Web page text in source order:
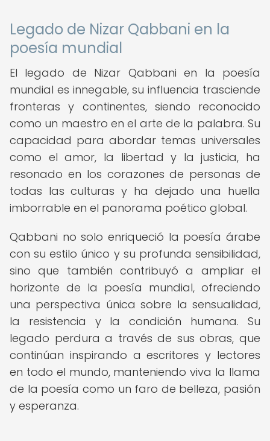
Legado de Nizar Qabbani en la
poesía mundial
El legado de Nizar Qabbani en la poesía
mundial es innegable, su influencia trasciende
fronteras y continentes, siendo reconocido
como un maestro en el arte de la palabra. Su
capacidad para abordar temas universales
como el amor, la libertad y la justicia, ha
resonado en los corazones de personas de
todas las culturas y ha dejado una huella
imborrable en el panorama poético global.
Qabbani no solo enriqueció la poesía árabe
con su estilo único y su profunda sensibilidad,
sino que también contribuyó a ampliar el
horizonte de la poesía mundial, ofreciendo
una perspectiva única sobre la sensualidad,
la resistencia y la condición humana. Su
legado perdura a través de sus obras, que
continúan inspirando a escritores y lectores
en todo el mundo, manteniendo viva la llama
de la poesía como un faro de belleza, pasión
y esperanza.